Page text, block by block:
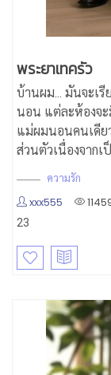
พระยาเทครัว
บ้านผม... มันจะเ
นอน แต่ละห้องจ
แม่ผมนอนคนเดีย
ส่วนตัวเนื่องจากเ
ความรัก
xxx555
23